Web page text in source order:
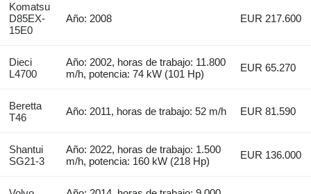
Komatsu
D85EX-
15E0
Año: 2008 EUR 217.600
Dieci
L4700
Año: 2002, horas de trabajo: 11.800
m/h, potencia: 74 kW (101 Hp)
EUR 65.270
Beretta
T46
Año: 2011, horas de trabajo: 52 m/h EUR 81.590
Shantui
SG21-3
Año: 2022, horas de trabajo: 1.500
m/h, potencia: 160 kW (218 Hp)
EUR 136.000